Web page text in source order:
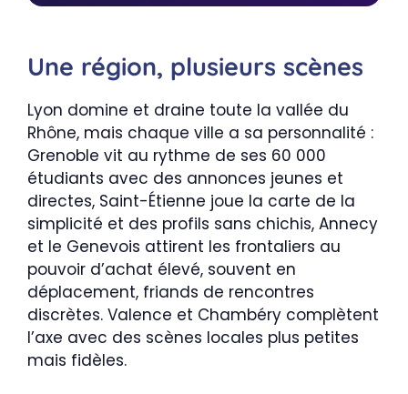
Une région, plusieurs scènes
Lyon domine et draine toute la vallée du
Rhône, mais chaque ville a sa personnalité :
Grenoble vit au rythme de ses 60 000
étudiants avec des annonces jeunes et
directes, Saint-Étienne joue la carte de la
simplicité et des profils sans chichis, Annecy
et le Genevois attirent les frontaliers au
pouvoir d’achat élevé, souvent en
déplacement, friands de rencontres
discrètes. Valence et Chambéry complètent
l’axe avec des scènes locales plus petites
mais fidèles.